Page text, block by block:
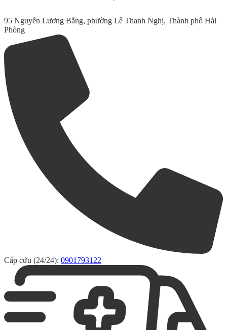
95 Nguyễn Lương Bằng, phường Lê Thanh Nghị, Thành phố Hải
Phòng
Cấp cứu (24/24): 0901793122